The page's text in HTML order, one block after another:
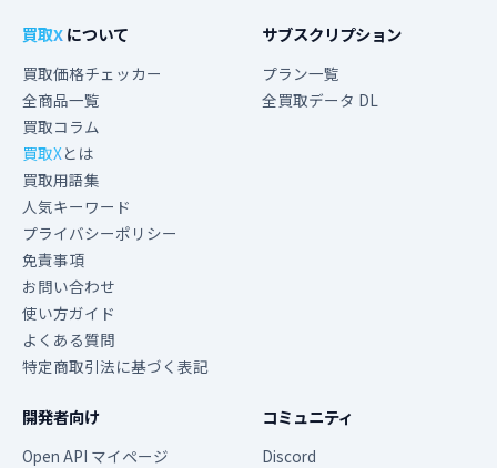
買取Xについて
買取価格チェッカー
全商品一覧
買取コラム
買取Xとは
買取用語集
人気キーワード
プライバシーポリシー
免責事項
お問い合わせ
使い方ガイド
よくある質問
特定商取引法に基づく表記
サブスクリプション
プラン一覧
全買取データ DL
開発者向け
Open API マイページ
コミュニティ
Discord